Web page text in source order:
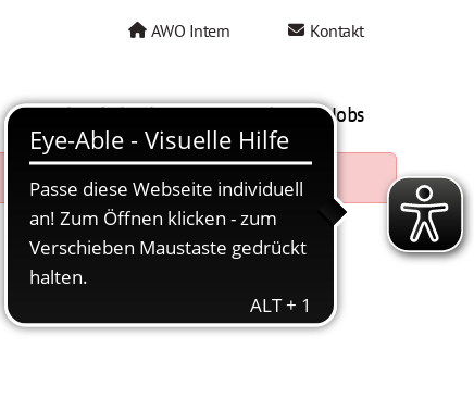
AWO Intern Kontakt
AWO als Arbeitgeber Mein AWO Jobs